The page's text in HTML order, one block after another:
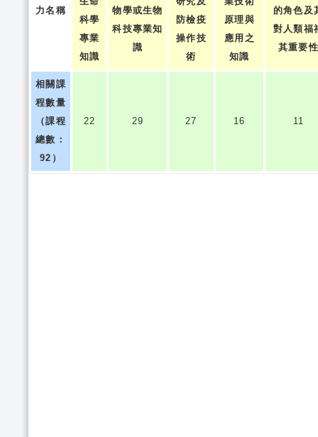
力名稱
科學
專業
知識
物學或生物
科技專業知
識
防檢疫
操作技
術
原理與
應用之
知識
的角色及
對人類福
其重要
相關課
程數量
（課程
總數：
92）
22 29 27 16 11